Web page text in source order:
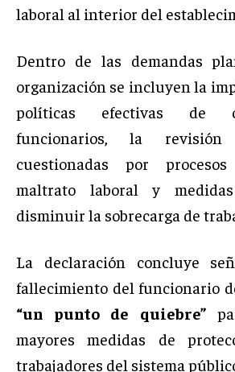
laboral al interior del
Dentro de las demandas
organización se incluyen la
políticas efectivas de
funcionarios, la
cuestionadas por
maltrato laboral y
disminuir la sobrecarga de
La declaración concluye
fallecimiento del funcionario
“un punto de quiebre”
mayores medidas de
trabajadores del sistema